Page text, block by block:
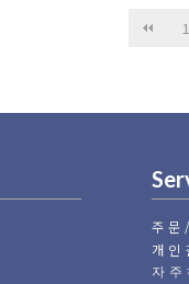
1
주
개인
자